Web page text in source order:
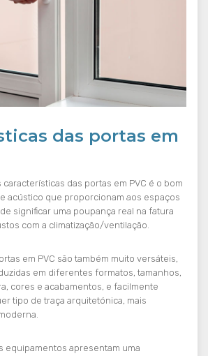
das portas em
características das portas em PVC é o bom
acústico que proporcionam aos espaços
significar uma poupança real na fatura
com a climatização/ventilação.
em PVC são também muito versáteis,
em diferentes formatos, tamanhos,
cores e acabamentos, e facilmente
tipo de traça arquitetónica, mais
equipamentos apresentam uma